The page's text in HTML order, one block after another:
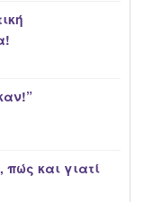
και γιατί